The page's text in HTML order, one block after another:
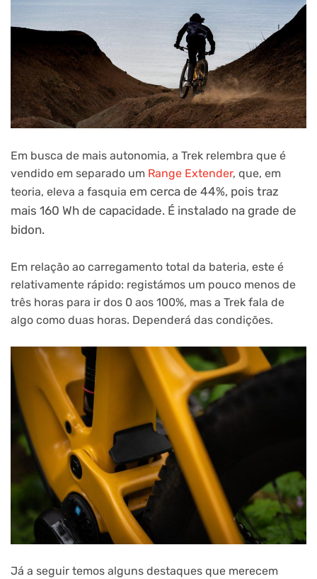
Em busca de mais autonomia, a Trek relembra que é
vendido em separado um Range Extender, que, em
teoria, eleva a fasquia em cerca de 44%, pois traz
mais 160 Wh de capacidade. É instalado na grade de
bidon.
Em relação ao carregamento total da bateria, este é
relativamente rápido: registámos um pouco menos de
três horas para ir dos 0 aos 100%, mas a Trek fala de
algo como duas horas. Dependerá das condições.
Já a seguir temos alguns destaques que merecem